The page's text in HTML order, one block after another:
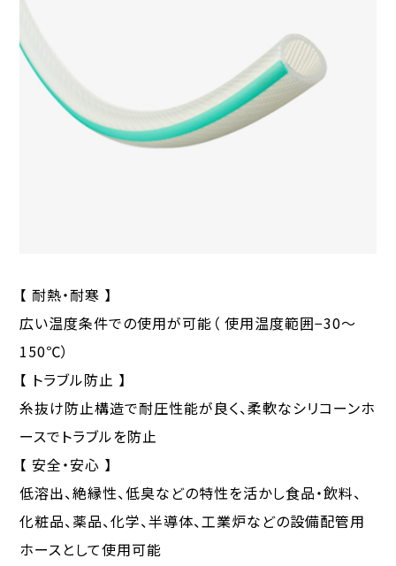
【 耐熱・耐寒 】
広い温度条件での使用が可能（ 使用温度範囲−30〜
150℃）
【 トラブル防止 】
糸抜け防止構造で耐圧性能が良く、柔軟なシリコーンホ
ースでトラブルを防止
【 安全・安心 】
低溶出、絶縁性、低臭などの特性を活かし食品・飲料、
化粧品、薬品、化学、半導体、工業炉などの設備配管用
ホースとして使用可能